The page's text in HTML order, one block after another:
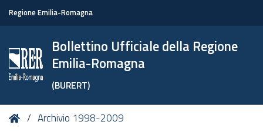
Regione Emilia-Romagna
Bollettino Ufficiale della Regione
Emilia-Romagna
(BURERT)
Tu HomeArchivio 1998-2009